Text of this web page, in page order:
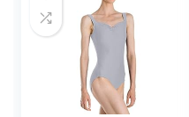
vintage shirt met
lange mouwen,
tuniek, tops, T-